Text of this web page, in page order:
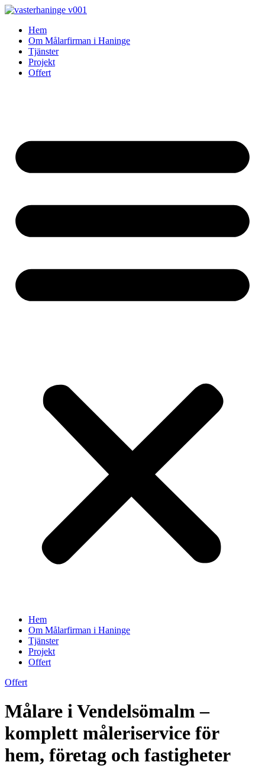
Skip
contentHem
Om Målarfirman i Haninge
Tjänster
Projekt
Offert
Hem
Om Målarfirman i Haninge
Tjänster
Projekt
Offert
Offert
Målare i Vendelsömalm –
komplett måleriservice för
hem, företag och fastigheter